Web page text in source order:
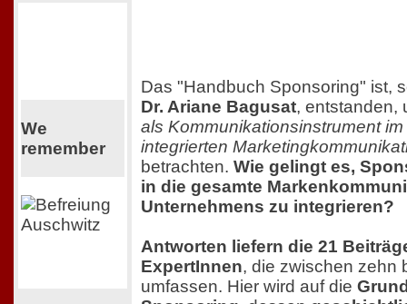
We
remember
Das "Handbuch Sponsoring" ist,
Dr. Ariane Bagusat, entstanden,
als Kommunikationsinstrument
integrierten
betrachten. Wie gelingt es,
in die gesamte
Unternehmens zu integrieren?
Antworten liefern die 21
ExpertInnen, die zwischen zehn
umfassen. Hier wird auf die